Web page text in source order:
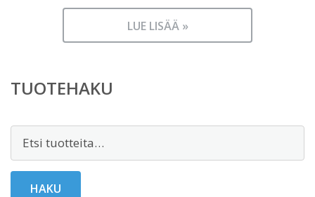
LUE LISÄÄ »
TUOTEHAKU
Etsi:
HAKU